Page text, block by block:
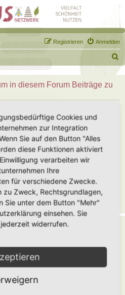
Anmelden
Registrieren
u
in diesem Forum Beiträge zu
Sitzung verbergen
Administration kann registrierten
zuweisen. Beachte bitte unsere
Regelungen, bevor du dich
Forenregeln, wenn du dich in
Cookies und
zur Integration
Sie auf den Button "Alles
diese Funktionen aktiviert
verarbeiten wir
Ihre
für verschiedene Zwecke.
zu Zweck, Rechtsgrundlagen,
Sie unter dem Button "Mehr"
einsehen. Sie
widerrufen.